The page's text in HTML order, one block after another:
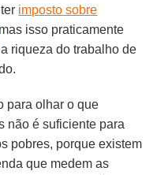
imposto sobre
isso praticamente
riqueza do trabalho de
para olhar o que
não é suficiente para
pobres, porque existem
que medem as